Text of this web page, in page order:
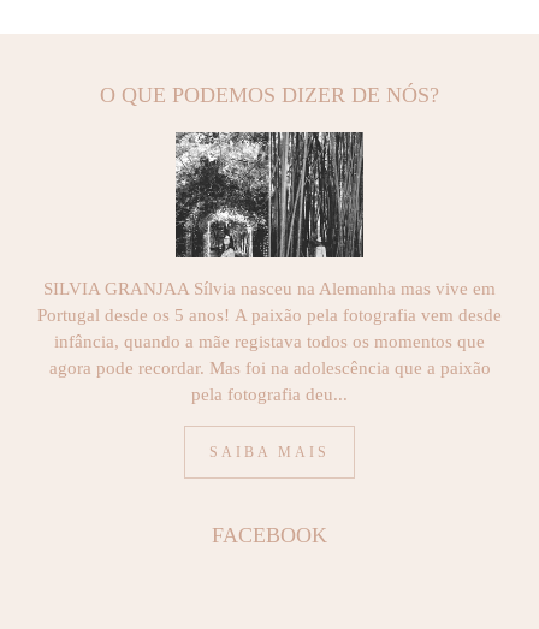
O QUE PODEMOS DIZER DE NÓS?
SILVIA GRANJAA Sílvia nasceu na Alemanha mas vive em
Portugal desde os 5 anos! A paixão pela fotografia vem desde
infância, quando a mãe registava todos os momentos que
agora pode recordar. Mas foi na adolescência que a paixão
pela fotografia deu...
SAIBA MAIS
FACEBOOK